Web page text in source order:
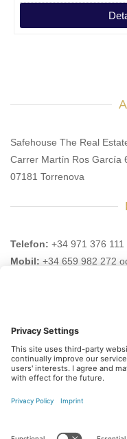
Safehouse The Real
Carrer Martín Ros García
07181 Torrenova
Telefon: +34 971 376 111
Mobil: +34 659 982 272
Abonnieren
als erster über neue